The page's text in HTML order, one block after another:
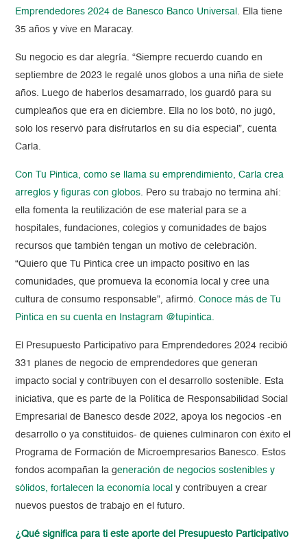
Emprendedores 2024 de Banesco Banco Universal . Ella tiene
35 años y vive en Maracay.
Su negocio es dar alegría. “Siempre recuerdo cuando en
septiembre de 2023 le regalé unos globos a una niña de siete
años. Luego de haberlos desamarrado, los guardó para su
cumpleaños que era en diciembre. Ella no los botó, no jugó,
solo los reservó para disfrutarlos en su día especial”, cuenta
Carla.
Con Tu Pintica, como se llama su emprendimiento, Carla crea
arreglos y figuras con globos. Pero su trabajo no termina ahí:
ella fomenta la reutilización de ese material para se a
hospitales, fundaciones, colegios y comunidades de bajos
recursos que también tengan un motivo de celebración.
“Quiero que Tu Pintica cree un impacto positivo en las
comunidades, que promueva la economía local y cree una
cultura de consumo responsable”, afirmó.Conoce más de Tu
Pintica en su cuenta en Instagram @tupintica.
El Presupuesto Participativo para Emprendedores 2024 recibió
331 planes de negocio de emprendedores que generan
impacto social y contribuyen con el desarrollo sostenible. Esta
iniciativa, que es parte de la Política de Responsabilidad Social
Empresarial de Banesco desde 2022, apoya los negocios -en
desarrollo o ya constituidos- de quienes culminaron con éxito el
Programa de Formación de Microempresarios Banesco. Estos
fondos acompañan la generación de negocios sostenibles y
sólidos, fortalecen la economía local y contribuyen a crear
nuevos puestos de trabajo en el futuro.
¿Qué significa para ti este aporte del Presupuesto Participativo